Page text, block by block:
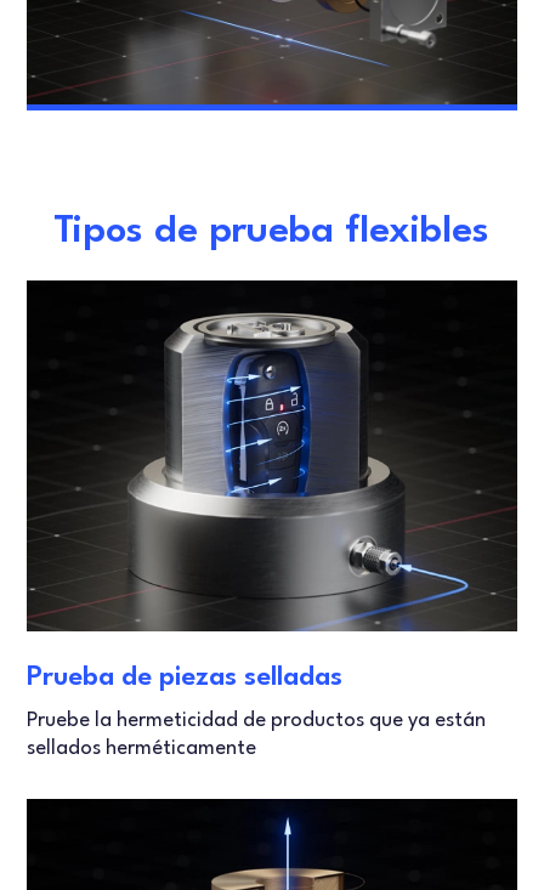
Tipos de prueba flexibles
Prueba de piezas selladas
Pruebe la hermeticidad de productos que ya están
sellados herméticamente